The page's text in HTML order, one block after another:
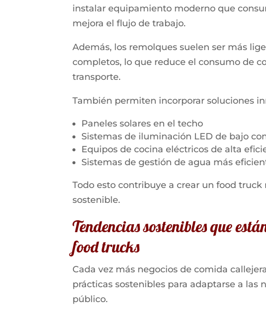
instalar equipamiento moderno que
mejora el flujo de trabajo.
Además, los remolques suelen ser más
completos, lo que reduce el consumo de
transporte.
También permiten incorporar soluciones
Paneles solares en el techo
Sistemas de iluminación LED de bajo
Equipos de cocina eléctricos de alta
Sistemas de gestión de agua más
Todo esto contribuye a crear un food truck
sostenible.
Tendencias sostenibles que
food trucks
Cada vez más negocios de comida
prácticas sostenibles para adaptarse a las
público.